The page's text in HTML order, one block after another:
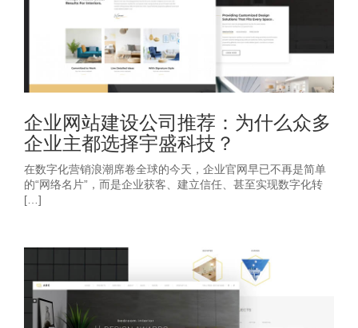
企业网站建设公司推荐：为什么众多
企业主都选择宇盛科技？
在数字化营销浪潮席卷全球的今天，企业官网早已不再是简单
的“网络名片”，而是企业获客、建立信任、甚至实现数字化转
[…]